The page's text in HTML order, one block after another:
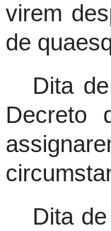
virem
de
Dita
Decreto
Dita